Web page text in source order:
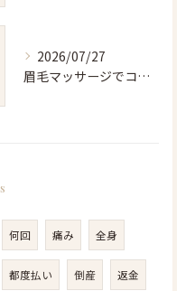
2026/07/27
眉毛マッサージでコリ解消と育毛を叶える正しいケア手順と意外な効果とは
何回 痛み 全身
都度払い 倒産 返金